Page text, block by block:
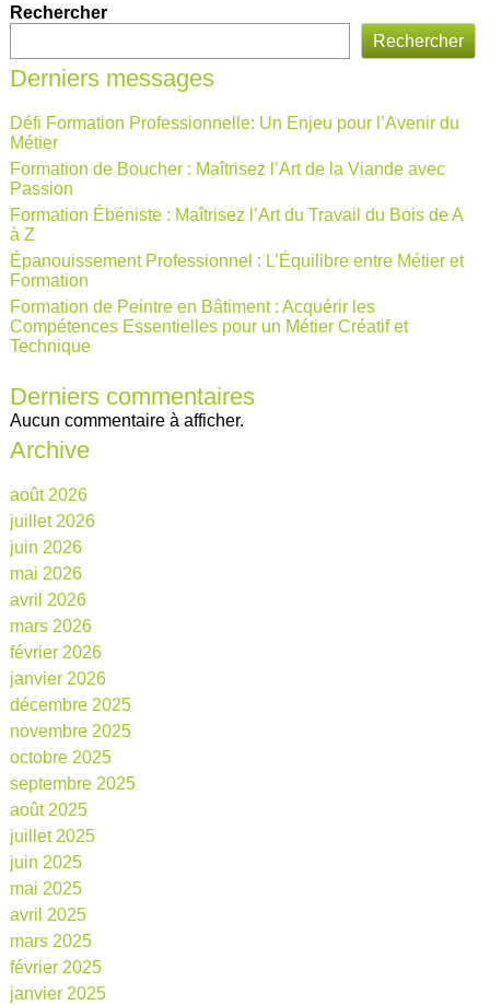
Rechercher
Rechercher
Derniers messages
Défi Formation Professionnelle: Un Enjeu pour l’Avenir du
Métier
Formation de Boucher : Maîtrisez l’Art de la Viande avec
Passion
Formation Ébéniste : Maîtrisez l’Art du Travail du Bois de A
à Z
Épanouissement Professionnel : L’Équilibre entre Métier et
Formation
Formation de Peintre en Bâtiment : Acquérir les
Compétences Essentielles pour un Métier Créatif et
Technique
Derniers commentaires
Aucun commentaire à afficher.
Archive
août 2026
juillet 2026
juin 2026
mai 2026
avril 2026
mars 2026
février 2026
janvier 2026
décembre 2025
novembre 2025
octobre 2025
septembre 2025
août 2025
juillet 2025
juin 2025
mai 2025
avril 2025
mars 2025
février 2025
janvier 2025